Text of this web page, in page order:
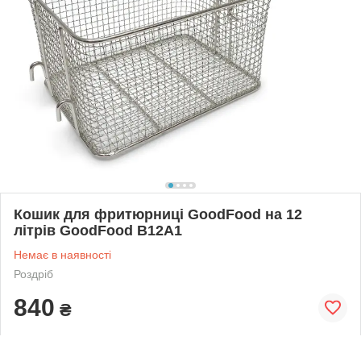
Кошик для фритюрниці GoodFood на 12
літрів GoodFood B12A1
Немає в наявності
Роздріб
840 ₴